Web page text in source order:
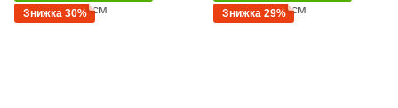
Знижка 30%
Знижка 29%